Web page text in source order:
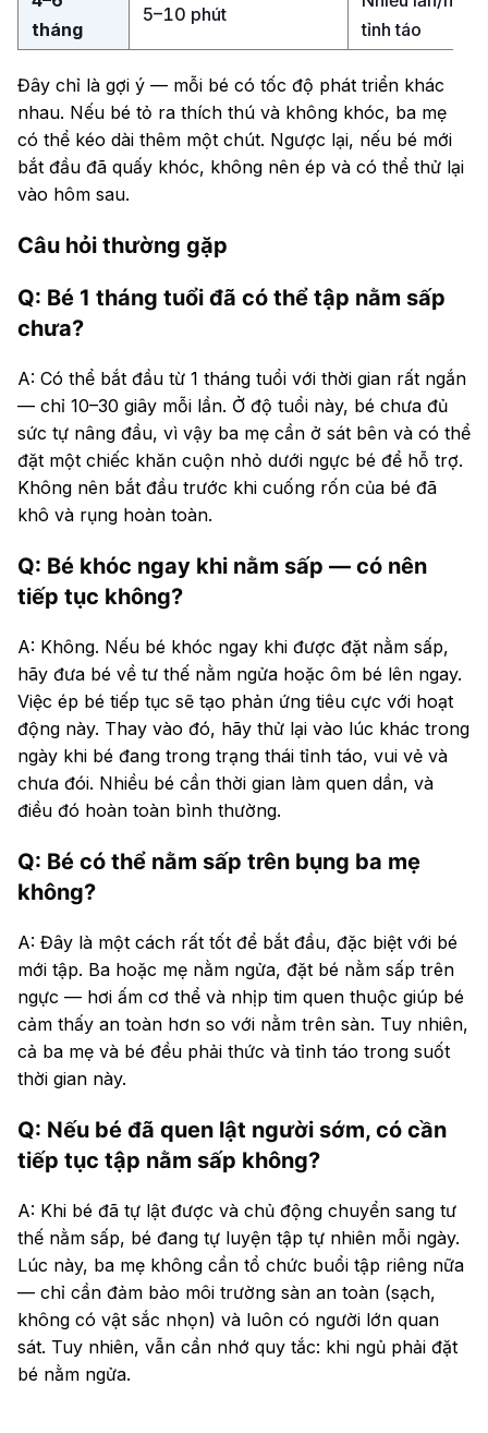
tháng
5–10 phút
tỉnh táo
5–10 phút
tỉnh táo
Đây chỉ là gợi ý — mỗi bé có tốc độ phát triển khác
nhau. Nếu bé tỏ ra thích thú và không khóc, ba mẹ
có thể kéo dài thêm một chút. Ngược lại, nếu bé mới
bắt đầu đã quấy khóc, không nên ép và có thể thử lại
vào hôm sau.
Câu hỏi thường gặp
Q: Bé 1 tháng tuổi đã có thể tập nằm sấp
chưa?
A: Có thể bắt đầu từ 1 tháng tuổi với thời gian rất ngắn
— chỉ 10–30 giây mỗi lần. Ở độ tuổi này, bé chưa đủ
sức tự nâng đầu, vì vậy ba mẹ cần ở sát bên và có thể
đặt một chiếc khăn cuộn nhỏ dưới ngực bé để hỗ trợ.
Không nên bắt đầu trước khi cuống rốn của bé đã
khô và rụng hoàn toàn.
Q: Bé khóc ngay khi nằm sấp — có nên
tiếp tục không?
A: Không. Nếu bé khóc ngay khi được đặt nằm sấp,
hãy đưa bé về tư thế nằm ngửa hoặc ôm bé lên ngay.
Việc ép bé tiếp tục sẽ tạo phản ứng tiêu cực với hoạt
động này. Thay vào đó, hãy thử lại vào lúc khác trong
ngày khi bé đang trong trạng thái tỉnh táo, vui vẻ và
chưa đói. Nhiều bé cần thời gian làm quen dần, và
điều đó hoàn toàn bình thường.
Q: Bé có thể nằm sấp trên bụng ba mẹ
không?
A: Đây là một cách rất tốt để bắt đầu, đặc biệt với bé
mới tập. Ba hoặc mẹ nằm ngửa, đặt bé nằm sấp trên
ngực — hơi ấm cơ thể và nhịp tim quen thuộc giúp bé
cảm thấy an toàn hơn so với nằm trên sàn. Tuy nhiên,
cả ba mẹ và bé đều phải thức và tỉnh táo trong suốt
thời gian này.
Q: Nếu bé đã quen lật người sớm, có cần
tiếp tục tập nằm sấp không?
A: Khi bé đã tự lật được và chủ động chuyển sang tư
thế nằm sấp, bé đang tự luyện tập tự nhiên mỗi ngày.
Lúc này, ba mẹ không cần tổ chức buổi tập riêng nữa
— chỉ cần đảm bảo môi trường sàn an toàn (sạch,
không có vật sắc nhọn) và luôn có người lớn quan
sát. Tuy nhiên, vẫn cần nhớ quy tắc: khi ngủ phải đặt
bé nằm ngửa.